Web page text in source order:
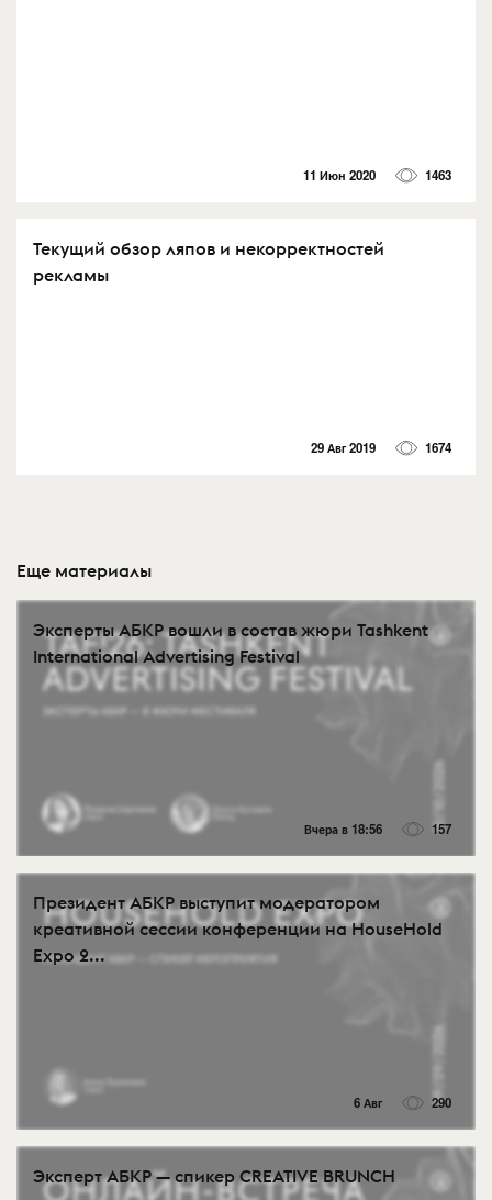
11 Июн 2020 1463
Текущий обзор ляпов и некорректностей
рекламы
29 Авг 2019 1674
Еще материалы
Эксперты АБКР вошли в состав жюри Tashkent
International Advertising Festival
Вчера в 18:56 157
Президент АБКР выступит модератором
креативной сессии конференции на HouseHold
Expo 2...
6 Авг 290
Эксперт АБКР — спикер CREATIVE BRUNCH